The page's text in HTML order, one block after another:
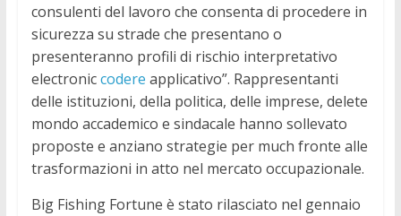
consulenti del lavoro che consenta di procedere in
sicurezza su strade che presentano o
presenteranno profili di rischio interpretativo
electroniccodere applicativo”. Rappresentanti
delle istituzioni, della politica, delle imprese, delete
mondo accademico e sindacale hanno sollevato
proposte e anziano strategie per much fronte alle
trasformazioni in atto nel mercato occupazionale.
Big Fishing Fortune è stato rilasciato nel gennaio